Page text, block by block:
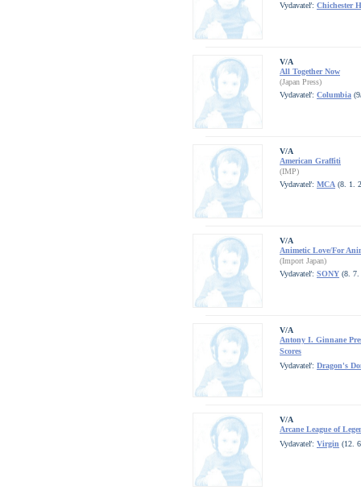
Vydavateľ: Chichester
V/A
All Together Now
(Japan Press)
Vydavateľ: Columbia
V/A
American Graffiti
(IMP)
Vydavateľ: MCA (8. 1.
V/A
Animetic Love/For
(Import Japan)
Vydavateľ: SONY (8. 7.
V/A
Antony I. Ginnane
Scores
Vydavateľ: Dragon's
V/A
Arcane League of
Vydavateľ: Virgin (12.